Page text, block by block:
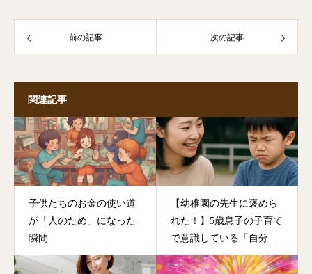
前の記事 次の記事
関連記事
子供たちのお金の使い道
が「人のため」になった
瞬間
【幼稚園の先生に褒めら
れた！】5歳息子の子育て
で意識している「自分の
機嫌は自分で取る」話